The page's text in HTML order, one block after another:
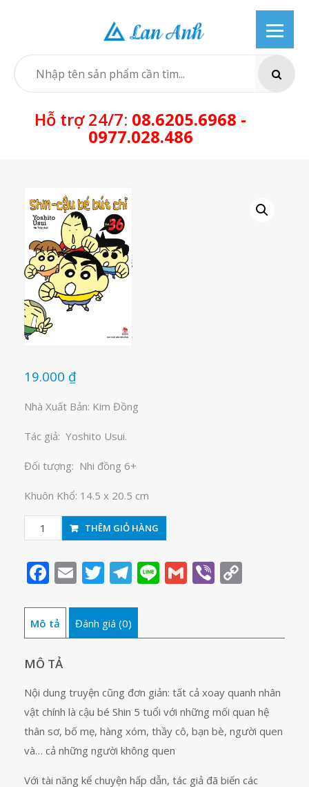
SEARCH
Hỗ trợ 24/7: 08.6205.6968 -
0977.028.486
19.000 ₫
Nhà Xuất Bản: Kim Đồng
Tác giả: Yoshito Usui.
Đối tượng: Nhi đồng 6+
Khuôn Khổ: 14.5 x 20.5 cm
Shin-
cậu
bút
tập
36
lượng
THÊM GIỎ HÀNG
Facebook
EmailTwitter
Telegram
LineGmail
Viber
Mô tả Đánh giá (0)
MÔ TẢ
Nội dung truyện cũng đơn giản: tất cả xoay quanh nhân
vật chính là cậu bé Shin 5 tuổi với những mối quan hệ
thân sơ, bố mẹ, hàng xóm, thầy cô, bạn bè, người quen
và… cả những người không quen
Với tài năng kể chuyện hấp dẫn, tác giả đã biến các